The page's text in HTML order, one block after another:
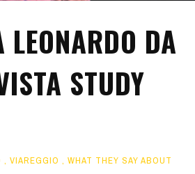
DA
STUDY
, VIAREGGIO , WHAT THEY SAY ABOUT